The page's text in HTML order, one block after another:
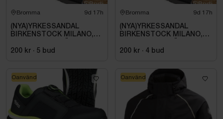
Bromma 9d 17h
(NYA)YRKESSANDAL
BIRKENSTOCK MILANO,
SVART. STL 42
200 kr · 5 bud
Bromma 9d 17h
(NYA)YRKESSANDAL
BIRKENSTOCK MILANO,
SVART. STL 42
200 kr · 4 bud
Oanvänd Oanvänd